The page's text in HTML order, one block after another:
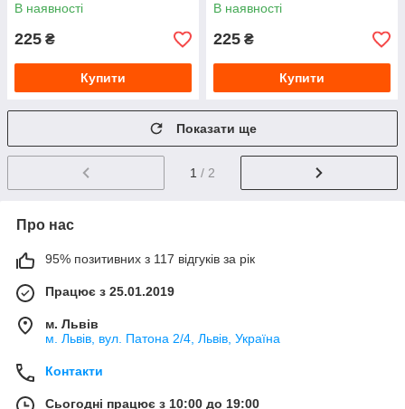
В наявності
225 ₴
Купити
В наявності
225 ₴
Купити
Показати ще
1 / 2
Про нас
95% позитивних з 117 відгуків за рік
Працює з 25.01.2019
м. Львів
м. Львів, вул. Патона 2/4, Львів, Україна
Контакти
Сьогодні працює з 10:00 до 19:00